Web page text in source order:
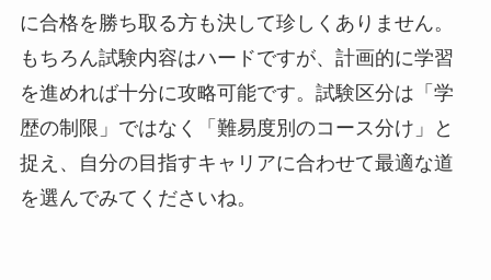
に合格を勝ち取る方も決して珍しくありません。
もちろん試験内容はハードですが、計画的に学習
を進めれば十分に攻略可能です。試験区分は「学
歴の制限」ではなく「難易度別のコース分け」と
捉え、自分の目指すキャリアに合わせて最適な道
を選んでみてくださいね。